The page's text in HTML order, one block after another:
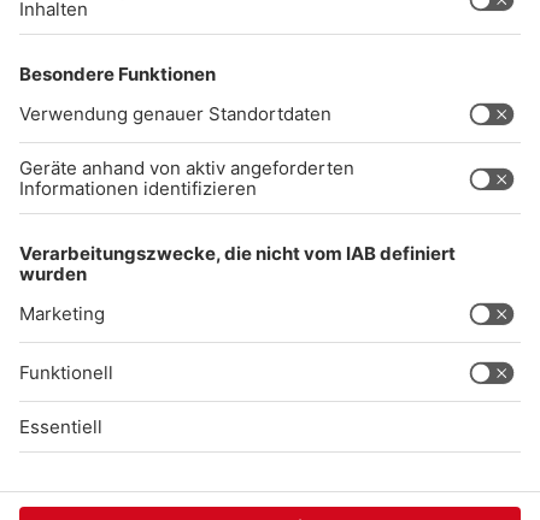
Impressum
Audiothek
Unexpected Application Error!
crypto.randomUUID is not a function
at https://chat-embed.branchly.io/assets/
at https://chat-embed.branchly.io/assets/